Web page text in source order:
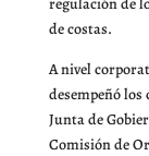
de costas.
A nivel
desempeñó los
Junta de
Comisión de